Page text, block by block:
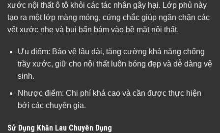
xước nội thất ô tô khỏi các tác nhân gây hại. Lớp phủ này
tạo ra một lớp màng mỏng, cứng chắc giúp ngăn chặn các
vết xước nhẹ và bụi bẩn bám vào bề mặt nội thất.
Ưu điểm: Bảo vệ lâu dài, tăng cường khả năng chống
trầy xước, giữ cho nội thất luôn bóng đẹp và dễ dàng vệ
sinh.
Nhược điểm: Chi phí khá cao và cần được thực hiện
bởi các chuyên gia.
Sử Dụng Khăn Lau Chuyên Dụng